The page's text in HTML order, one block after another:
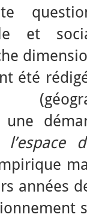
et
été
une
l’espace
années